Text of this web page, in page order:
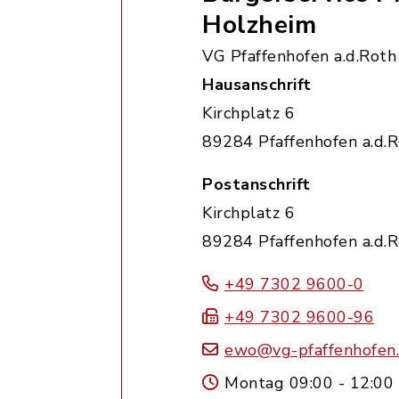
Holzheim
VG Pfaffenhofen a.d.Roth
Hausanschrift
Kirchplatz 6
89284 Pfaffenhofen
Postanschrift
Kirchplatz 6
89284 Pfaffenhofen
+49 7302 9600-0
+49 7302 9600-96
ewo@vg-
Montag 09:00 - 12:00